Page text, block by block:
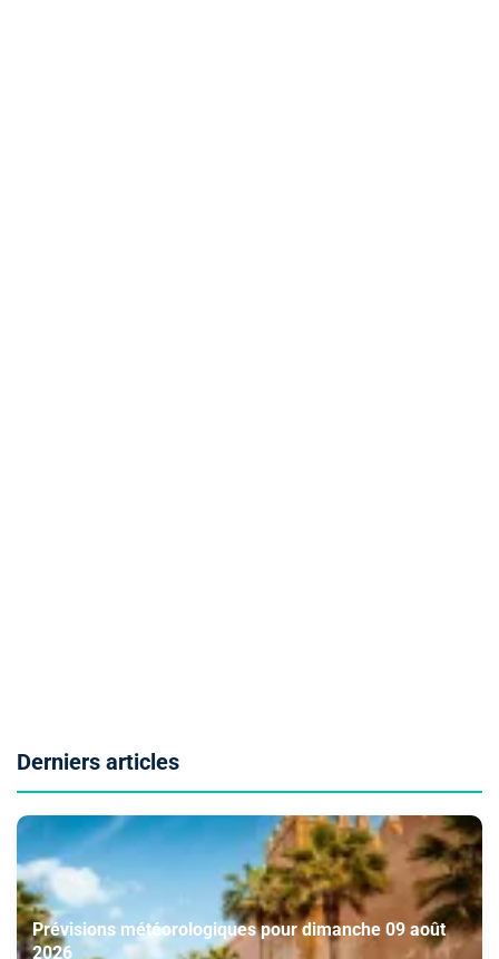
Derniers articles
Prévisions météorologiques pour dimanche 09 août
2026